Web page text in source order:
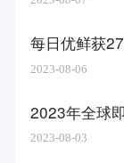
每日优鲜获
2023-08-06
2023年全球
2023-08-03